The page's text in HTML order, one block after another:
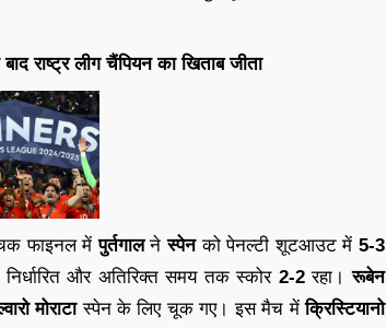
राष्ट्र लीग चैंपियन का खिताब जीता
फाइनल मेंपुर्तगालनेस्पेनको पेनल्टी शूटआउट में5-3
और अतिरिक्त समय तक स्कोर 2-2रहा।रूबेन
मोराटास्पेन के लिए चूक गए। इस मैच मेंक्रिस्टियानो